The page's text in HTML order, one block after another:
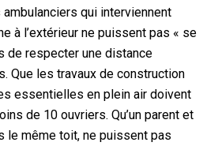
qui interviennent
à l’extérieur ne puissent pas « se
de respecter une distance
Que les travaux de construction
essentielles en plein air doivent
de 10 ouvriers. Qu’un parent et
le même toit, ne puissent pas